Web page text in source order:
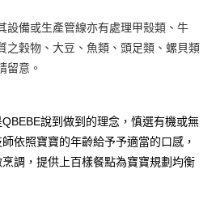
灣大哥大用戶可立即使用無須另外申請。
」，訂單成立後會自動跳轉到大哥付的交易
分期的期數、繳款截止日，確認付款後即完
用金額請依後續交易確認頁面所載為準。
確認交易或遇審核未通過，訂單將自動取
之後才付款」的支付方式。 讓您購物簡單
綁卡、不需儲值。
設備或生產管線亦有處理甲殼類、牛
之穀物、大豆、魚類、頭足類、螺貝類
留意。
QBEBE說到做到的理念，慎選有機或無
依照寶寶的年齡給予予適當的口感，
調，提供上百樣餐點為寶寶規劃均衡